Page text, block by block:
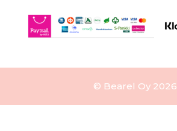
© Bearel Oy 2026